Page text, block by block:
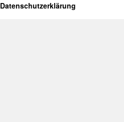
Datenschutzerklärung